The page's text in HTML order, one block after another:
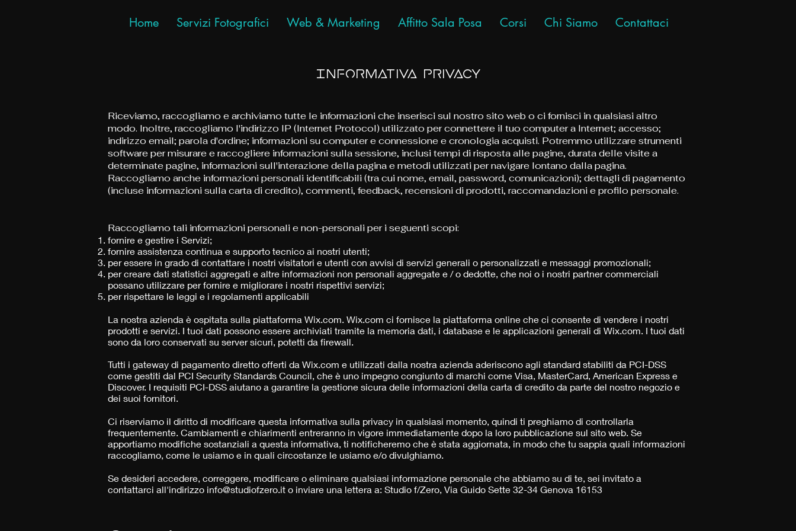
Home Servizi Fotografici Web & Marketing Affitto Sala Posa Corsi Chi Siamo Contattaci
Informativa Privacy
Riceviamo, raccogliamo e archiviamo tutte le informazioni che inserisci sul nostro sito web o ci fornisci in qualsiasi altro
modo. Inoltre, raccogliamo l'indirizzo IP (Internet Protocol) utilizzato per connettere il tuo computer a Internet; accesso;
indirizzo email; parola d'ordine; informazioni su computer e connessione e cronologia acquisti. Potremmo utilizzare strumenti
software per misurare e raccogliere informazioni sulla sessione, inclusi tempi di risposta alle pagine, durata delle visite a
determinate pagine, informazioni sull'interazione della pagina e metodi utilizzati per navigare lontano dalla pagina.
Raccogliamo anche informazioni personali identificabili (tra cui nome, email, password, comunicazioni); dettagli di pagamento
(incluse informazioni sulla carta di credito), commenti, feedback, recensioni di prodotti, raccomandazioni e profilo personale.
Raccogliamo tali informazioni personali e non-personali per i seguenti scopi:
fornire e gestire i Servizi;
fornire assistenza continua e supporto tecnico ai nostri utenti;
per essere in grado di contattare i nostri visitatori e utenti con avvisi di servizi generali o personalizzati e messaggi promozionali;
per creare dati statistici aggregati e altre informazioni non personali aggregate e / o dedotte, che noi o i nostri partner commerciali
possano utilizzare per fornire e migliorare i nostri rispettivi servizi;
per rispettare le leggi e i regolamenti applicabili
La nostra azienda è ospitata sulla piattaforma Wix.com. Wix.com ci fornisce la piattaforma online che ci consente di vendere i nostri
prodotti e servizi. I tuoi dati possono essere archiviati tramite la memoria dati, i database e le applicazioni generali di Wix.com. I tuoi dati
sono da loro conservati su server sicuri, potetti da firewall.
Tutti i gateway di pagamento diretto offerti da Wix.com e utilizzati dalla nostra azienda aderiscono agli standard stabiliti da PCI-DSS
come gestiti dal PCI Security Standards Council, che è uno impegno congiunto di marchi come Visa, MasterCard, American Express e
Discover. I requisiti PCI-DSS aiutano a garantire la gestione sicura delle informazioni della carta di credito da parte del nostro negozio e
dei suoi fornitori.
Ci riserviamo il diritto di modificare questa informativa sulla privacy in qualsiasi momento, quindi ti preghiamo di controllarla
frequentemente. Cambiamenti e chiarimenti entreranno in vigore immediatamente dopo la loro pubblicazione sul sito web. Se
apportiamo modifiche sostanziali a questa informativa, ti notificheremo che è stata aggiornata, in modo che tu sappia quali informazioni
raccogliamo, come le usiamo e in quali circostanze le usiamo e/o divulghiamo.
Se desideri accedere, correggere, modificare o eliminare qualsiasi informazione personale che abbiamo su di te, sei invitato a
contattarci all'indirizzo info@studiofzero.it o inviare una lettera a: Studio f/Zero, Via Guido Sette 32-34 Genova 16153